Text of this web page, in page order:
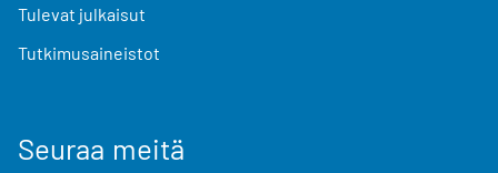
Tulevat julkaisut
Tutkimusaineistot
Seuraa meitä